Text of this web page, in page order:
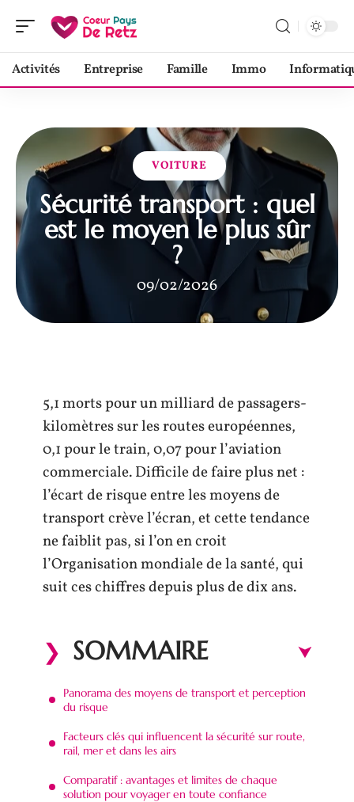
Activités Entreprise Famille Immo
VOITURE
Sécurité transport : quel
est le moyen le plus sûr
?
09/02/2026
5,1 morts pour un milliard de passagers-
kilomètres sur les routes européennes,
0,1 pour le train, 0,07 pour l’aviation
commerciale. Difficile de faire plus net :
l’écart de risque entre les moyens de
transport crève l’écran, et cette tendance
ne faiblit pas, si l’on en croit
l’Organisation mondiale de la santé, qui
suit ces chiffres depuis plus de dix ans.
SOMMAIRE
Panorama des moyens de transport et perception
du risque
Facteurs clés qui influencent la sécurité sur route,
rail, mer et dans les airs
Comparatif : avantages et limites de chaque
solution pour voyager en toute confiance